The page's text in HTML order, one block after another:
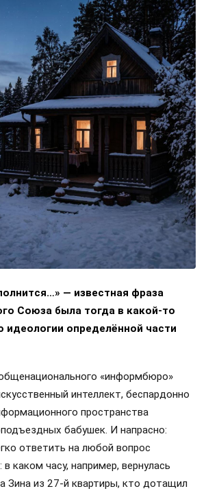
— известная фраза
Союза была тогда в какой-то
идеологии определённой части
«информбюро»
интеллект, беспардонно
пространства
бабушек. И напрасно:
ответить на любой вопрос
каком часу, например, вернулась
Зина из 27-й квартиры, кто дотащил